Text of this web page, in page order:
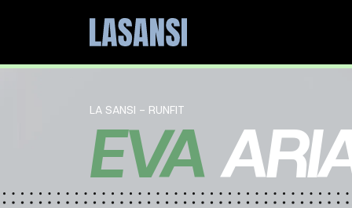
LA SANSI - RUNFIT
EVA